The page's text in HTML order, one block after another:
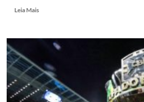
Leia MaisRead
No
sufoco,
vence
West
Ham
e